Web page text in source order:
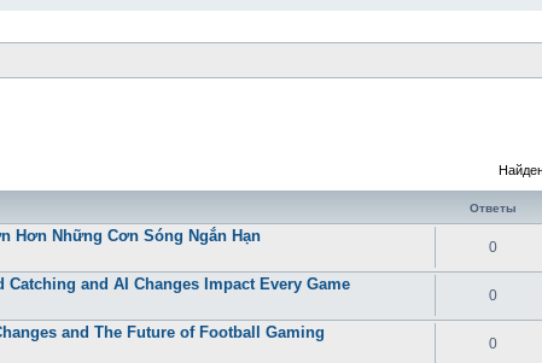
Ответы
Hơn Những Cơn Sóng Ngắn Hạn
0
and AI Changes Impact Every Game
0
and The Future of Football Gaming
0